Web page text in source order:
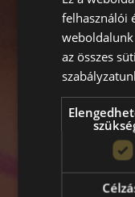
felhasználói
az összes